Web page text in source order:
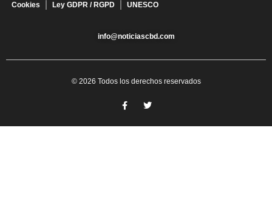
Cookies Ley GDPR / RGPD UNESCO
info@noticiascbd.com
© 2026 Todos los derechos reservados